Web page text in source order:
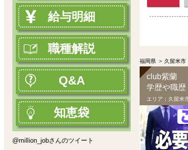
福岡県 > 久留米市
club紫蘭
学歴や職歴
エリア： 久留米
給与明細
職種解説
Q&A
知恵袋
@million_jobさんのツイート